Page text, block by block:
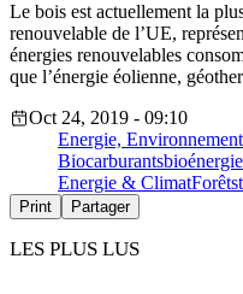
Le bois est actuellement la
renouvelable de l’UE,
énergies renouvelables
que l’énergie éolienne,
Oct 24, 2019 - 09:10
Energie,
Biocarburantsbioénergie
Energie & ClimatForêts
Print Partager
LES PLUS LUS